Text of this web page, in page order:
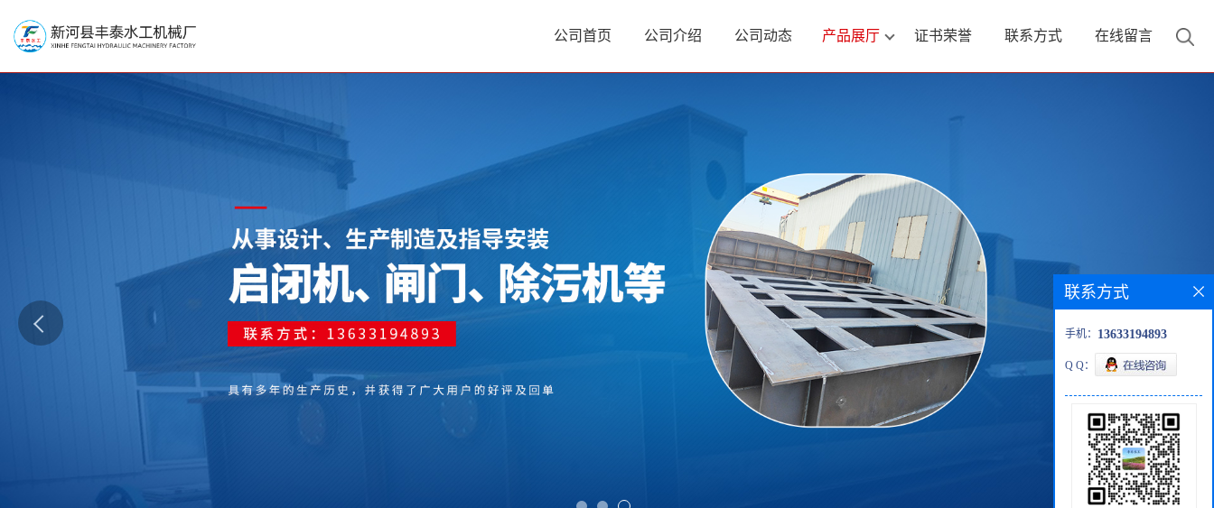
公司首页 公司介绍 公司动态 产品展厅 证书荣誉 联系方式 在线留言
联系方式
手机： 13633194893
Q Q：